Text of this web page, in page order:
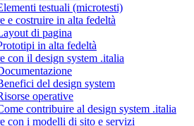
testuali (microtesti)
e costruire in alta fedeltà
di pagina
in alta fedeltà
con il design system .italia
del design system
operative
contribuire al design system .italia
con i modelli di sito e servizi